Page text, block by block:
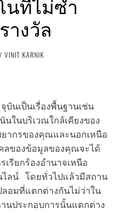
างวัล
VINIT KARNIK
บันเป็นเรื่องพื้นฐานเช่น
นในบริเวณใกล้เคียงของ
กรของคุณและนอกเหนือ
ลของข้อมูลของคุณจะได้
เรียกร้องอำนาจเหนือ
ลน์ โดยทั่วไปแล้วมีสถาน
อมที่แตกต่างกันไม่ว่าใน
ประกอบการนั้นแตกต่าง